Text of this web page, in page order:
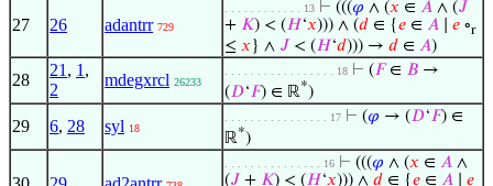
27 26 adantrr 729
. . . . . . . . . . . . 13 ⊢ (((𝜑 ∧ (𝑥 ∈ 𝐴 ∧ (𝐽
+ 𝐾) < (𝐻‘𝑥))) ∧ (𝑑 ∈ {𝑒 ∈ 𝐴 𝑒 ∘r
≤ 𝑥 } ∧ 𝐽 < (𝐻‘𝑑))) → 𝑑 ∈ 𝐴)
28
21 , 1 ,
2
mdegxrcl 26233
. . . . . . . . . . . . . . . . . 18 ⊢ (𝐹∈ 𝐵 →
(𝐷‘𝐹) ∈ ℝ*)
29 6, 28 syl 18
. . . . . . . . . . . . . . . . 17 ⊢ (𝜑 → (𝐷‘𝐹) ∈
ℝ*)
. . . . . . . . . . . . . . . 16 ⊢ (((𝜑 ∧ (𝑥 ∈ 𝐴 ∧
(𝐽 + 𝐾) < (𝐻‘𝑥))) ∧ 𝑑 ∈ {𝑒 ∈ 𝐴
𝑒